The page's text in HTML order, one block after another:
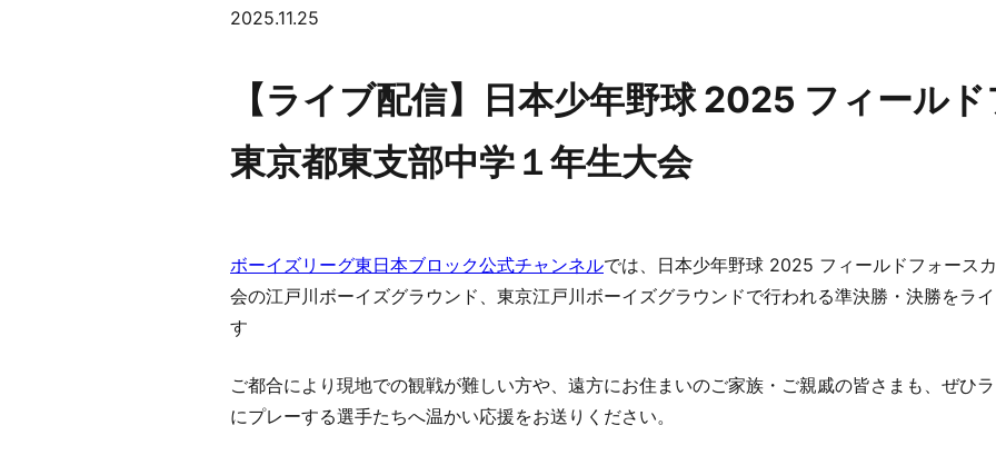
2025.11.25
【ライブ配信】日本少年野球 2025 フィール
東京都東支部中学１年生大会
ボーイズリーグ東日本ブロック公式チャンネルでは、日本少年野球 2025 フィールドフォース
会の江戸川ボーイズグラウンド、東京江戸川ボーイズグラウンドで行われる準決勝・決勝をラ
す
ご都合により現地での観戦が難しい方や、遠方にお住まいのご家族・ご親戚の皆さまも、ぜひ
にプレーする選手たちへ温かい応援をお送りください。